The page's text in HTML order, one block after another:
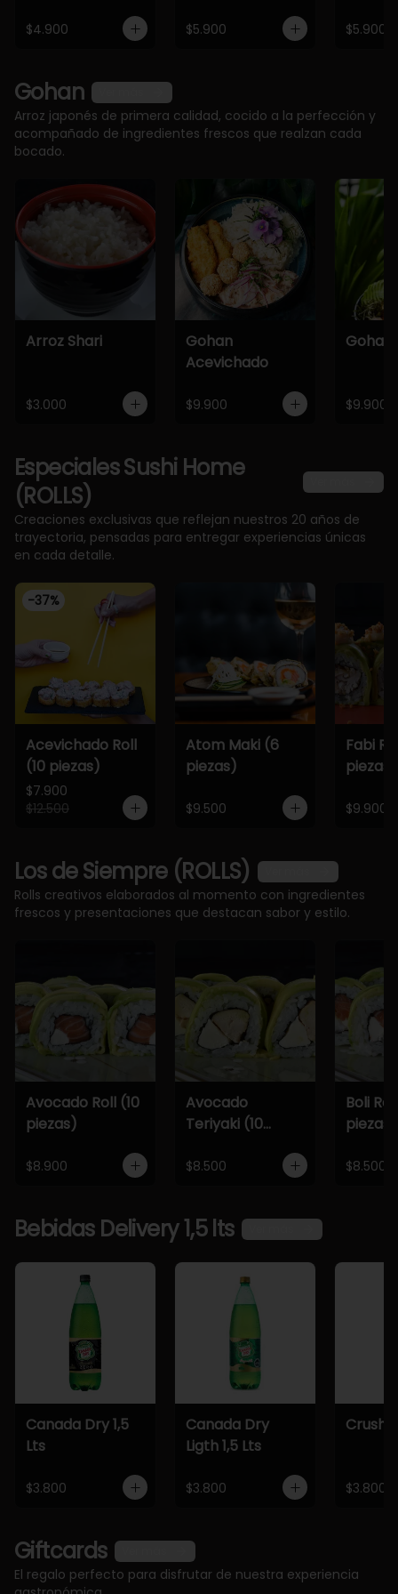
$4.900 $5.900 $5.900
Gohan
Arroz japonés de primera calidad, cocido a la perfección y
acompañado de ingredientes frescos que realzan cada
bocado.
Arroz Shari
$3.000
Gohan
Acevichado
$9.900
Gohan
$9.900
Especiales Sushi Home
(ROLLS)
Creaciones exclusivas que reflejan nuestros 20 años de
trayectoria, pensadas para entregar experiencias únicas
en cada detalle.
-37%
Acevichado Roll
(10 piezas)
$7.900
$12.500
Atom Maki (6
piezas)
$9.500
Fabi
piezas)
$9.900
Los de Siempre (ROLLS)
Rolls creativos elaborados al momento con ingredientes
frescos y presentaciones que destacan sabor y estilo.
Avocado Roll (10
piezas)
$8.900
Avocado
Teriyaki (10
$8.500
Boli
piezas)
$8.500
Bebidas Delivery 1,5 lts
Canada Dry 1,5
Lts
$3.800
Canada Dry
Ligth 1,5 Lts
$3.800
Crush
$3.800
Giftcards
El regalo perfecto para disfrutar de nuestra experiencia